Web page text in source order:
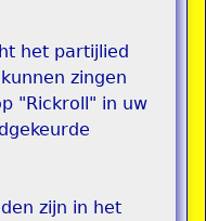
het partijlied
zingen
"Rickroll" in uw
zijn in het